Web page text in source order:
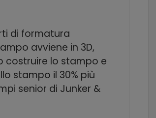
di formatura
avviene in 3D,
costruire lo stampo e
stampo il 30% più
senior di Junker &